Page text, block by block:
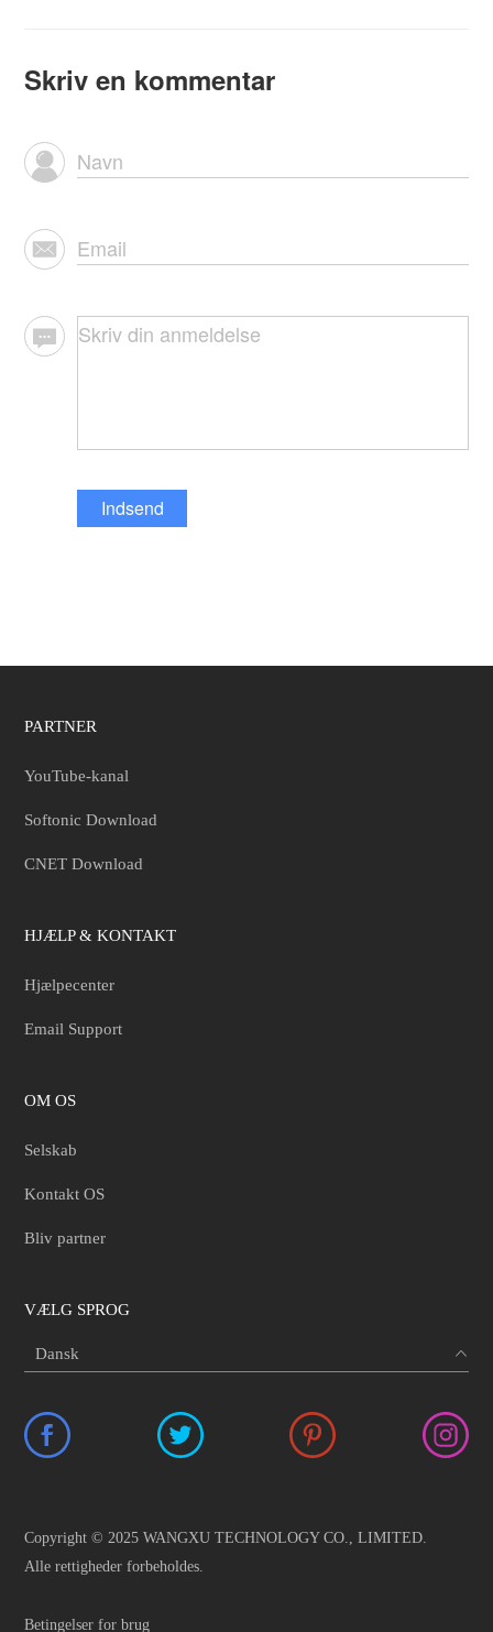
Skriv en kommentar
Indsend
PARTNER
YouTube-kanal
Softonic Download
CNET Download
HJÆLP & KONTAKT
Hjælpecenter
Email Support
OM OS
Selskab
Kontakt OS
Bliv partner
VÆLG SPROG
Copyright © 2025 WANGXU TECHNOLOGY CO., LIMITED.
Alle rettigheder forbeholdes.
Betingelser for brug